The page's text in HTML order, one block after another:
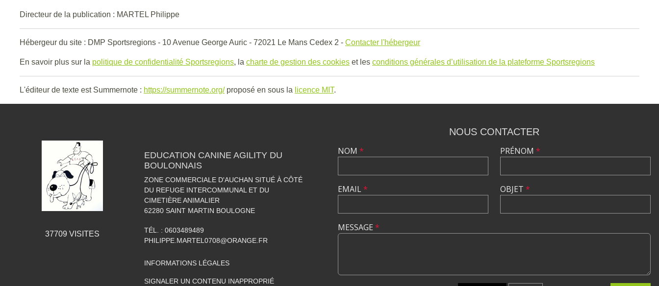
Directeur de la publication : MARTEL Philippe
Hébergeur du site : DMP Sportsregions - 10 Avenue George Auric - 72021 Le Mans Cedex 2 - Contacter l'hébergeur
En savoir plus sur la politique de confidentialité Sportsregions, la charte de gestion des cookies et les conditions générales d’utilisation de la plateforme Sportsregions
L'éditeur de texte est Summernote : https://summernote.org/proposé en sous la licence MIT.
37709 VISITES
EDUCATION CANINE AGILITY DU
BOULONNAIS
ZONE COMMERCIALE D'AUCHAN SITUÉ À CÔTÉ
DU REFUGE INTERCOMMUNAL ET DU
CIMETIÈRE ANIMALIER
62280 SAINT MARTIN BOULOGNE
TÉL. : 0603489489
PHILIPPE.MARTEL0708@ORANGE.FR
INFORMATIONS LÉGALES
SIGNALER UN CONTENU INAPPROPRIÉ
NOUS CONTACTER
NOM *
EMAIL*
PRÉNOM *
OBJET *
MESSAGE *